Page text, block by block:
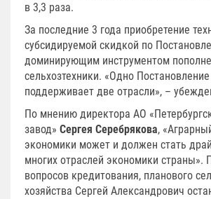
в 3,3 раза.
За последние 3 года приобретение
субсидируемой скидкой по
доминирующим инструментом
сельхозтехники. «Одно
поддерживает две отрасли», –
По мнению директора АО
завод» Сергея Серебрякова,
экономики может и должен стать
многих отраслей экономики страны».
вопросов кредитования, планового
хозяйства Сергей Александрович